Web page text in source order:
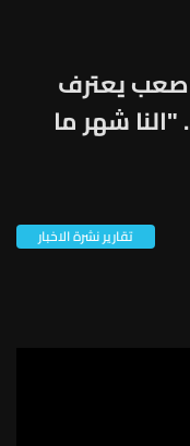
صعب يعترف
شهر ما
تقارير نشرة الاخبار